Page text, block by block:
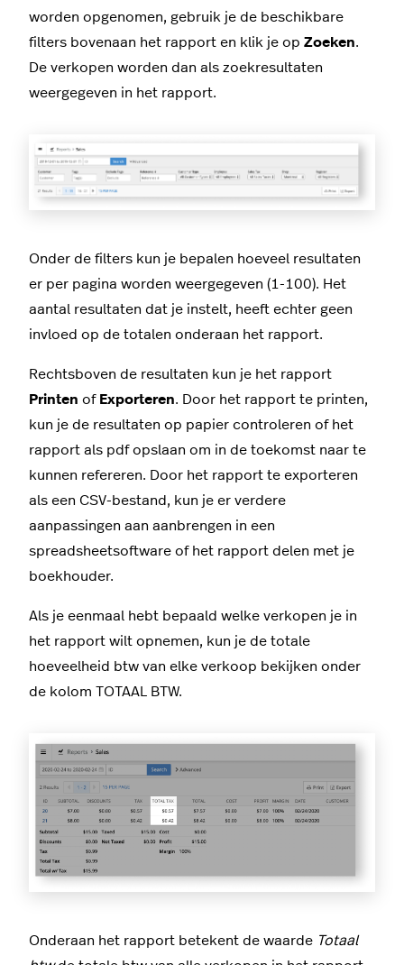
worden opgenomen, gebruik je de beschikbare
filters bovenaan het rapport en klik je op Zoeken.
De verkopen worden dan als zoekresultaten
weergegeven in het rapport.
Onder de filters kun je bepalen hoeveel resultaten
er per pagina worden weergegeven (1-100). Het
aantal resultaten dat je instelt, heeft echter geen
invloed op de totalen onderaan het rapport.
Rechtsboven de resultaten kun je het rapport
Printen of Exporteren. Door het rapport te printen,
kun je de resultaten op papier controleren of het
rapport als pdf opslaan om in de toekomst naar te
kunnen refereren. Door het rapport te exporteren
als een CSV-bestand, kun je er verdere
aanpassingen aan aanbrengen in een
spreadsheetsoftware of het rapport delen met je
boekhouder.
Als je eenmaal hebt bepaald welke verkopen je in
het rapport wilt opnemen, kun je de totale
hoeveelheid btw van elke verkoop bekijken onder
de kolom TOTAAL BTW.
Onderaan het rapport betekent de waarde Totaal